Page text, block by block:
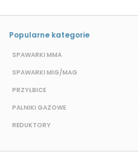
Popularne kategorie
SPAWARKI MMA
SPAWARKI MIG/MAG
PRZYŁBICE
PALNIKI GAZOWE
REDUKTORY